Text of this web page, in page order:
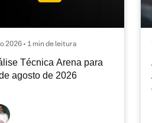
2026 • 1 min de leitura
Técnica Arena para
agosto de 2026